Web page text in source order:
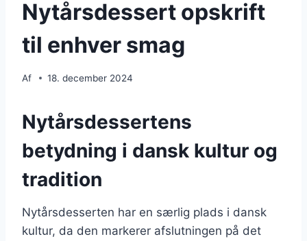
Nytårsdessert opskrift
til enhver smag
Af 18. december 2024
Nytårsdessertens
betydning i dansk kultur og
tradition
Nytårsdesserten har en særlig plads i dansk
kultur, da den markerer afslutningen på det